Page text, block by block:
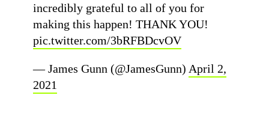
incredibly grateful to all of you for
making this happen! THANK YOU!
pic.twitter.com/3bRFBDcvOV
— James Gunn (@JamesGunn) April 2,
2021